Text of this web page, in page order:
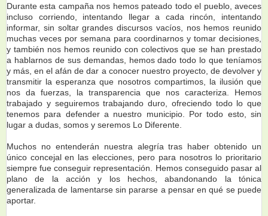
Durante esta campaña nos hemos pateado todo el pueblo, aveces
incluso corriendo, intentando llegar a cada rincón, intentando
informar, sin soltar grandes discursos vacíos, nos hemos reunido
muchas veces por semana para coordinarnos y tomar decisiones,
y también nos hemos reunido con colectivos que se han prestado
a hablarnos de sus demandas, hemos dado todo lo que teníamos
y más, en el afán de dar a conocer nuestro proyecto, de devolver y
transmitir la esperanza que nosotros compartimos, la ilusión que
nos da fuerzas, la transparencia que nos caracteriza. Hemos
trabajado y seguiremos trabajando duro, ofreciendo todo lo que
tenemos para defender a nuestro municipio. Por todo esto, sin
lugar a dudas, somos y seremos Lo Diferente.
Muchos no entenderán nuestra alegría tras haber obtenido un
único concejal en las elecciones, pero para nosotros lo prioritario
siempre fue conseguir representación. Hemos conseguido pasar al
plano de la acción y los hechos, abandonando la tónica
generalizada de lamentarse sin pararse a pensar en qué se puede
aportar.